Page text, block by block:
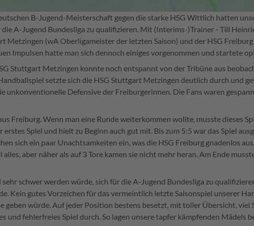
B-Jugend-Meisterschaft gegen die starke HSG Wittlich hatten
A-Jugend Bundesliga zu qualifizieren. Mit (Interims-)Trainer - Till
(wA Oberligameister der letzten Saison) und der HSG
Impulsen hatte man sich dennoch einiges vorgenommen und startete
Stuttgart Metzingen konnte noch entspannt von der Tribüne aus
setzte sich die HSG Stuttgart Metzingen deutlich durch und
unkonventionelle Defensive der Freiburgerinnen. Die Fans waren
Freiburg. Wenn man eine Runde weiterkommen wollte, musste dieses
Spiel und hielt zu Beginn auch gut mit. Bis zum 5:5 war das Spiel
sich ein paar Unachtsamkeiten ein, was die HSG Freiburg gnadenlos
aber näher als auf 3 Tore kamen sie nicht mehr heran. Am Ende
sehr schwer werden würde, sich für die A-Jugend Bundesliga zu
Kein gutes Vorzeichen für das vermeintlich letzte Saisonspiel unserer
geben würde. Auf jeder Position bestens besetzt, mit toller Übersicht,
und fehlerfreies Spiel durch. So lagen unsere tapfer kämpfenden Mädels